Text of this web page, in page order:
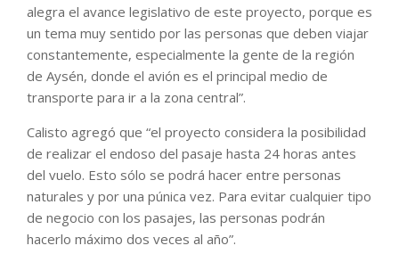
alegra el avance legislativo de este proyecto, porque es
un tema muy sentido por las personas que deben viajar
constantemente, especialmente la gente de la región
de Aysén, donde el avión es el principal medio de
transporte para ir a la zona central”.
Calisto agregó que “el proyecto considera la posibilidad
de realizar el endoso del pasaje hasta 24 horas antes
del vuelo. Esto sólo se podrá hacer entre personas
naturales y por una púnica vez. Para evitar cualquier tipo
de negocio con los pasajes, las personas podrán
hacerlo máximo dos veces al año”.